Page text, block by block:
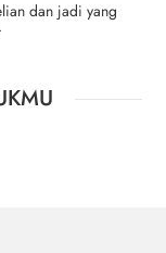
dan jadi yang